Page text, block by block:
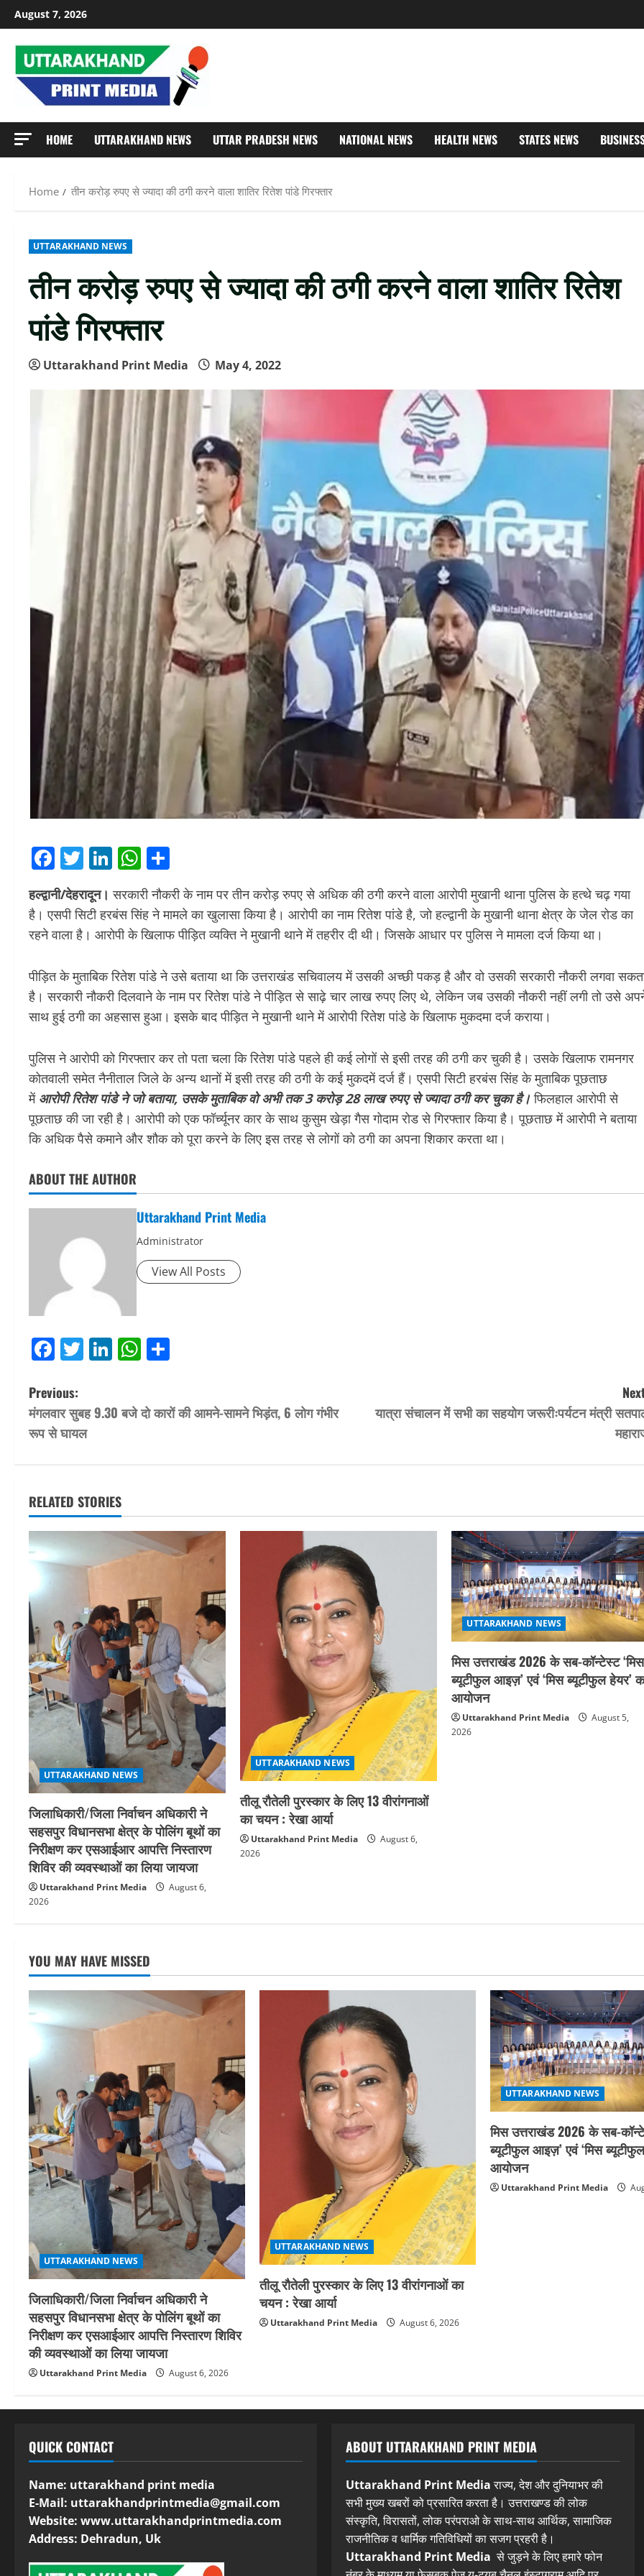
Skip
to
content
August 7, 2026
HOME UTTARAKHAND NEWS UTTAR PRADESH NEWS NATIONAL NEWS HEALTH NEWS STATES NEWS
Home तीन करोड़ रुपए से ज्यादा की ठगी करने वाला शातिर रितेश पांडे गिरफ्तार
UTTARAKHAND NEWS
तीन करोड़ रुपए से ज्यादा की ठगी करने वाला शातिर रितेश
पांडे गिरफ्तार
Uttarakhand Print Media May 4, 2022
Facebook
Twitter
LinkedIn
WhatsApp
हल्द्वानी/देहरादून। सरकारी नौकरी के नाम पर तीन करोड़ रुपए से अधिक की ठगी करने वाला आरोपी मुखानी थाना पुलिस के हत्थे चढ़ गया
है। एसपी सिटी हरबंस सिंह ने मामले का खुलासा किया है। आरोपी का नाम रितेश पांडे है, जो हल्द्वानी के मुखानी थाना क्षेत्र के जेल रोड का
रहने वाला है। आरोपी के खिलाफ पीड़ित व्यक्ति ने मुखानी थाने में तहरीर दी थी। जिसके आधार पर पुलिस ने मामला दर्ज किया था।
पीड़ित के मुताबिक रितेश पांडे ने उसे बताया था कि उत्तराखंड सचिवालय में उसकी अच्छी पकड़ है और वो उसकी सरकारी नौकरी लगवा
है। सरकारी नौकरी दिलवाने के नाम पर रितेश पांडे ने पीड़ित से साढ़े चार लाख रुपए लिए थे, लेकिन जब उसकी नौकरी नहीं लगी तो उसे
साथ हुई ठगी का अहसास हुआ। इसके बाद पीड़ित ने मुखानी थाने में आरोपी रितेश पांडे के खिलाफ मुकदमा दर्ज कराया।
पुलिस ने आरोपी को गिरफ्तार कर तो पता चला कि रितेश पांडे पहले ही कई लोगों से इसी तरह की ठगी कर चुकी है। उसके खिलाफ रामनगर
कोतवाली समेत नैनीताल जिले के अन्य थानों में इसी तरह की ठगी के कई मुकदमें दर्ज हैं। एसपी सिटी हरबंस सिंह के मुताबिक पूछताछ
में आरोपी रितेश पांडे ने जो बताया, उसके मुताबिक वो अभी तक 3 करोड़ 28 लाख रुपए से ज्यादा ठगी कर चुका है।फिलहाल आरोपी से
पूछताछ की जा रही है। आरोपी को एक फॉर्च्यूनर कार के साथ कुसुम खेड़ा गैस गोदाम रोड से गिरफ्तार किया है। पूछताछ में आरोपी ने बताया
कि अधिक पैसे कमाने और शौक को पूरा करने के लिए इस तरह से लोगों को ठगी का अपना शिकार करता था।
ABOUT THE AUTHOR
Uttarakhand Print Media
Administrator
View All Posts
Facebook
Twitter
LinkedIn
WhatsApp
P
o
n
a
v
i
g
a
t
i
o
n
Previous:
मंगलवार सुबह 9.30 बजे दो कारों की आमने-सामने भिड़ंत, 6 लोग गंभीर
रूप से घायल
यात्रा संचालन में सभी का सहयोग जरूरीःपर्यटन मंत्री
RELATED STORIES
UTTARAKHAND NEWS
जिलाधिकारी/जिला निर्वाचन अधिकारी ने
सहसपुर विधानसभा क्षेत्र के पोलिंग बूथों का
निरीक्षण कर एसआईआर आपत्ति निस्तारण
शिविर की व्यवस्थाओं का लिया जायजा
Uttarakhand Print Media
August 6,
2026
UTTARAKHAND NEWS
तीलू रौतेली पुरस्कार के लिए 13 वीरांगनाओं
का चयन : रेखा आर्या
Uttarakhand Print Media
August 6,
2026
UTTARAKHAND NEWS
मिस उत्तराखंड 2026 के सब-कॉन्टेस्ट ‘मिस
ब्यूटीफुल आइज़’ एवं ‘मिस ब्यूटीफुल हेयर’
आयोजन
Uttarakhand Print Media
August 5,
2026
YOU MAY HAVE MISSED
UTTARAKHAND NEWS
जिलाधिकारी/जिला निर्वाचन अधिकारी ने
सहसपुर विधानसभा क्षेत्र के पोलिंग बूथों का
निरीक्षण कर एसआईआर आपत्ति निस्तारण शिविर
की व्यवस्थाओं का लिया जायजा
Uttarakhand Print Media August 6, 2026
UTTARAKHAND NEWS
तीलू रौतेली पुरस्कार के लिए 13 वीरांगनाओं का
चयन : रेखा आर्या
Uttarakhand Print Media August 6, 2026
UTTARAKHAND NEWS
मिस उत्तराखंड 2026 के सब-
ब्यूटीफुल आइज़’ एवं ‘मिस
आयोजन
Uttarakhand Print Media
QUICK CONTACT
Name: uttarakhand print media
E-Mail: uttarakhandprintmedia@gmail.com
Website: www.uttarakhandprintmedia.com
Address: Dehradun, Uk
ABOUT UTTARAKHAND PRINT MEDIA
Uttarakhand Print Mediaराज्य, देश और दुनियाभर की
सभी मुख्य खबरों को प्रसारित करता है। उत्तराखण्ड की लोक
संस्कृति, विरासतों, लोक परंपराओ के साथ-साथ आर्थिक, सामाजिक
राजनीतिक व धार्मिक गतिविधियों का सजग प्रहरी है।
Uttarakhand Print Media से जुड़ने के लिए हमारे फोन